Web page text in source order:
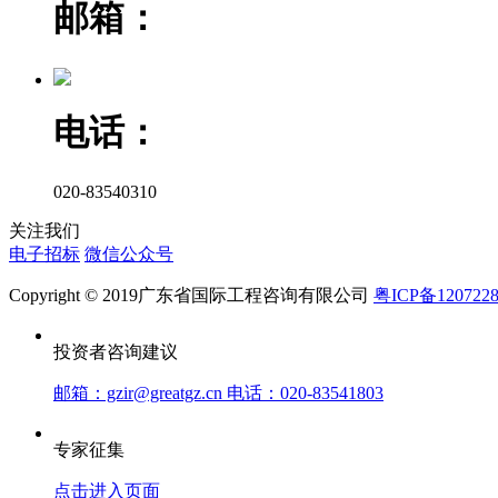
邮箱：
电话：
020-83540310
关注我们
电子招标 微信公众号
Copyright © 2019广东省国际工程咨询有限公司 粤ICP备
投资者咨询建议
邮箱：gzir@greatgz.cn 电话：020-83541803
专家征集
点击进入页面